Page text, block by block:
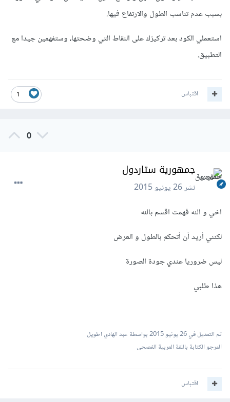
بسبب عدم تناسب الطول والارتفاع فيها.
استعملي الكود بعد تركيزك على النقاط التي وضحتها، وستفهمين جيدا مع
التطبيق.
1 اقتباس
0
جمهورية ستاردول
نشر26 يونيو 2015
اخي و الله فهمت اقسم بالله
لكنني أريد أن أتحكم بالطول و العرض
ليس ضروريا عندي جودة الصورة
هذا طلبي
تم التعديل في26 يونيو 2015
بواسطة عبد الهادي اطويل
المرجو الكتابة باللغة العربية الفصحى
اقتباس